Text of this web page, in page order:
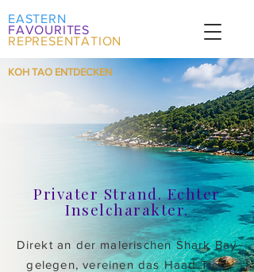
EASTERN
FAVOURITES
REPRESENTATION
KOH TAO ENTDECKEN
Privater Strand. Echter
Inselcharakter.
Direkt an der malerischen Shark Bay
gelegen, vereinen das Haad Tien